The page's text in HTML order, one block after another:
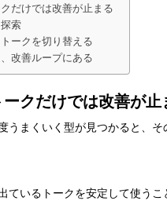
だけでは改善が止まる
索
ークを切り替える
改善ループにある
ークだけでは改善が止
うまくいく型が見つかると、そ
ているトークを安定して使うこ